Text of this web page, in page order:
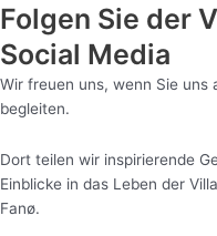
Folgen Sie der
Social Media
Wir freuen uns, wenn Sie uns
begleiten.
Dort teilen wir inspirierende
Einblicke in das Leben der
Fanø.